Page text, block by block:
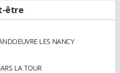
être
LES NANCY
LA TOUR